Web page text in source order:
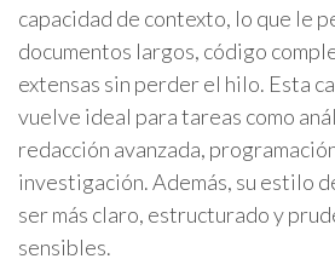
capacidad de contexto, lo que le
documentos largos, código
extensas sin perder el hilo. Esta
vuelve ideal para tareas como
redacción avanzada,
investigación. Además, su estilo
ser más claro, estructurado y
sensibles.